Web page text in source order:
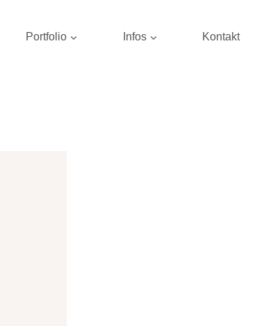
Portfolio Infos Kontakt